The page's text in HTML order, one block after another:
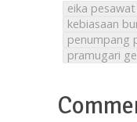
eika pesawat
kebiasaan
penumpang
pramugari